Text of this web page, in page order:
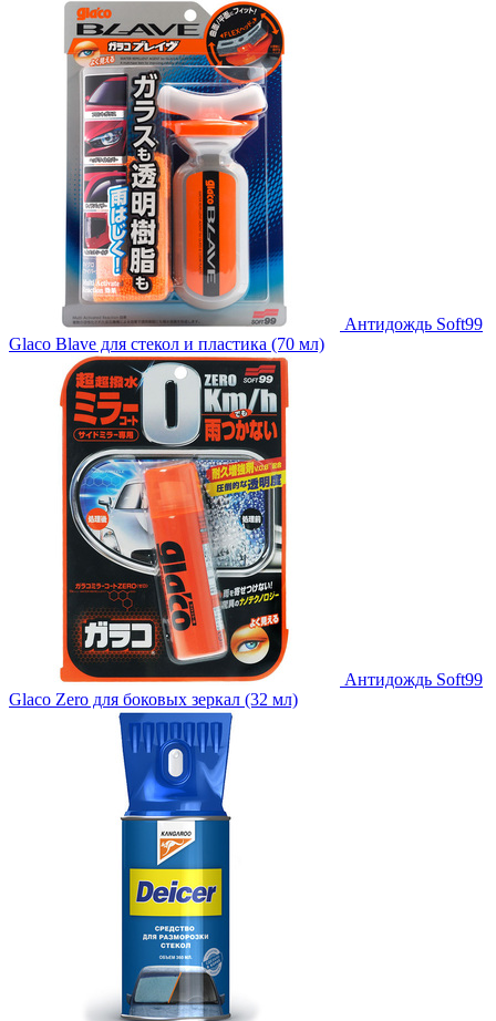
Антидождь Soft99
Glaco Blave для стекол и пластика (70 мл)
Антидождь Soft99
Glaco Zero для боковых зеркал (32 мл)